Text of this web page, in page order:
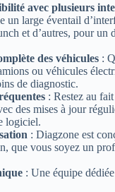
avec plusieurs
un large éventail
et d’autres, pour un
des véhicules :
ou véhicules
de diagnostic.
: Restez au
des mises à jour
logiciel.
: Diagzone est
que vous soyez un
: Une équipe